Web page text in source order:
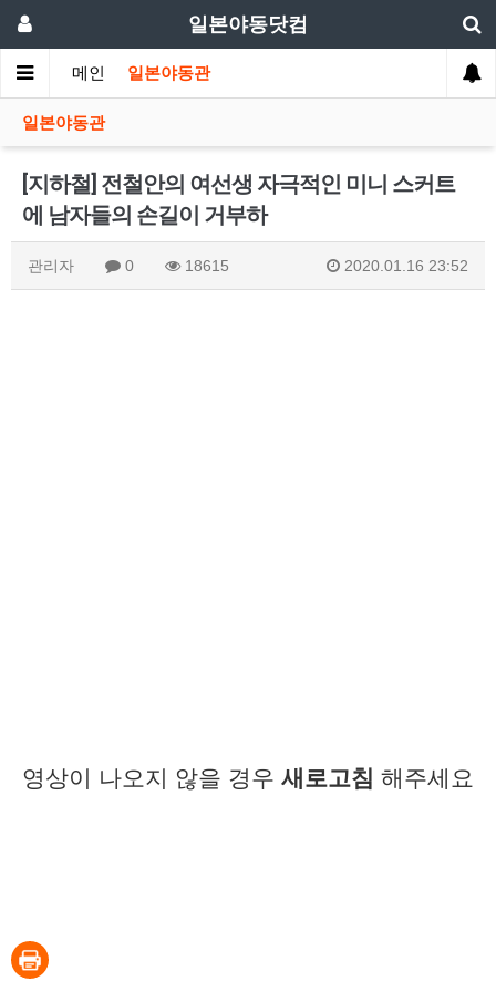
일본야동닷컴
메인 일본야동관
일본야동관
[지하철] 전철안의 여선생 자극적인 미니 스커트
에 남자들의 손길이 거부하
관리자 0 18615 2020.01.16 23:52
영상이 나오지 않을 경우 새로고침 해주세요